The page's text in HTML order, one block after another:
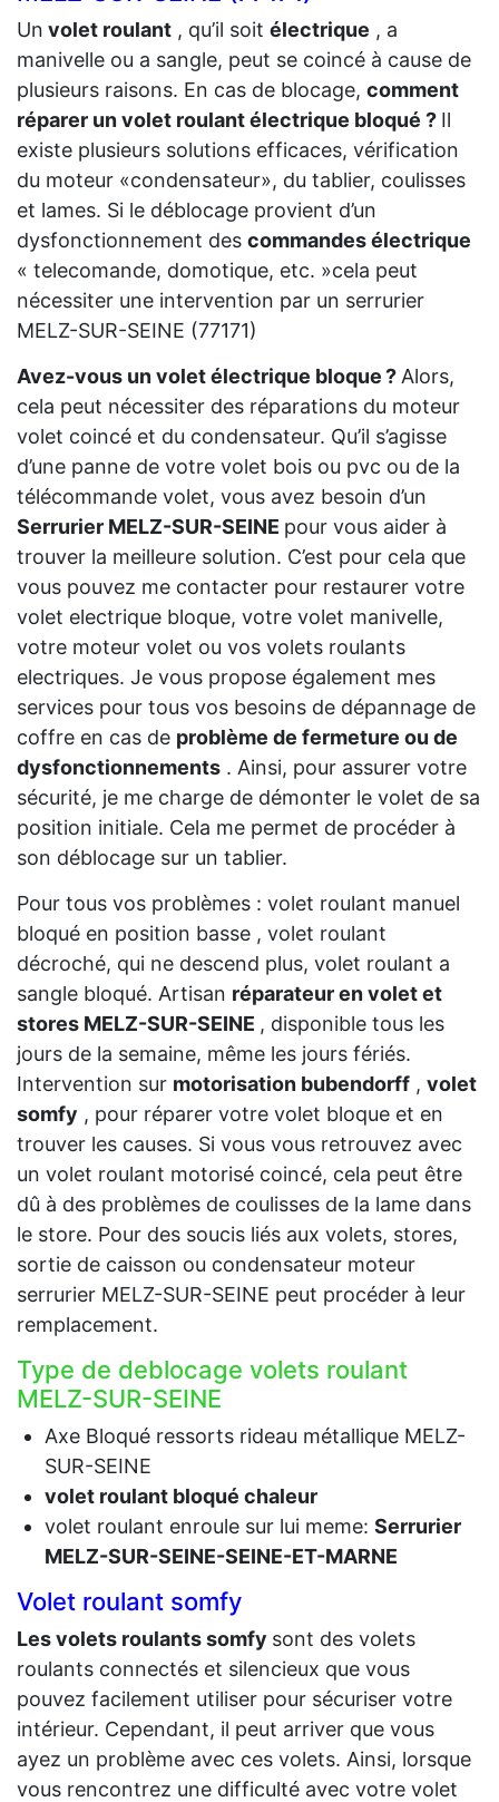
Un volet roulant , qu’il soit électrique , a
manivelle ou a sangle, peut se coincé à cause de
plusieurs raisons. En cas de blocage, comment
réparer un volet roulant électrique bloqué ? Il
existe plusieurs solutions efficaces, vérification
du moteur «condensateur», du tablier, coulisses
et lames. Si le déblocage provient d’un
dysfonctionnement des commandes électrique
« telecomande, domotique, etc. »cela peut
nécessiter une intervention par un serrurier
MELZ-SUR-SEINE (77171)
Avez-vous un volet électrique bloque ? Alors,
cela peut nécessiter des réparations du moteur
volet coincé et du condensateur. Qu’il s’agisse
d’une panne de votre volet bois ou pvc ou de la
télécommande volet, vous avez besoin d’un
Serrurier MELZ-SUR-SEINE pour vous aider à
trouver la meilleure solution. C’est pour cela que
vous pouvez me contacter pour restaurer votre
volet electrique bloque, votre volet manivelle,
votre moteur volet ou vos volets roulants
electriques. Je vous propose également mes
services pour tous vos besoins de dépannage de
coffre en cas de problème de fermeture ou de
dysfonctionnements . Ainsi, pour assurer votre
sécurité, je me charge de démonter le volet de sa
position initiale. Cela me permet de procéder à
son déblocage sur un tablier.
Pour tous vos problèmes : volet roulant manuel
bloqué en position basse , volet roulant
décroché, qui ne descend plus, volet roulant a
sangle bloqué. Artisan réparateur en volet et
stores MELZ-SUR-SEINE , disponible tous les
jours de la semaine, même les jours fériés.
Intervention sur motorisation bubendorff , volet
somfy , pour réparer votre volet bloque et en
trouver les causes. Si vous vous retrouvez avec
un volet roulant motorisé coincé, cela peut être
dû à des problèmes de coulisses de la lame dans
le store. Pour des soucis liés aux volets, stores,
sortie de caisson ou condensateur moteur
serrurier MELZ-SUR-SEINE peut procéder à leur
remplacement.
Type de deblocage volets roulant
MELZ-SUR-SEINE
Axe Bloqué ressorts rideau métallique MELZ-
SUR-SEINE
volet roulant bloqué chaleur
volet roulant enroule sur lui meme: Serrurier
MELZ-SUR-SEINE-SEINE-ET-MARNE
Volet roulant somfy
Les volets roulants somfy sont des volets
roulants connectés et silencieux que vous
pouvez facilement utiliser pour sécuriser votre
intérieur. Cependant, il peut arriver que vous
ayez un problème avec ces volets. Ainsi, lorsque
vous rencontrez une difficulté avec votre volet